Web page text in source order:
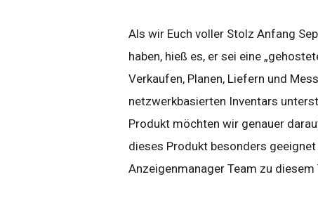
Als wir Euch voller Stolz Anfang
haben, hieß es, er sei eine
Verkaufen, Planen, Liefern und
netzwerkbasierten Inventars
Produkt möchten wir genauer
dieses Produkt besonders
Anzeigenmanager Team zu